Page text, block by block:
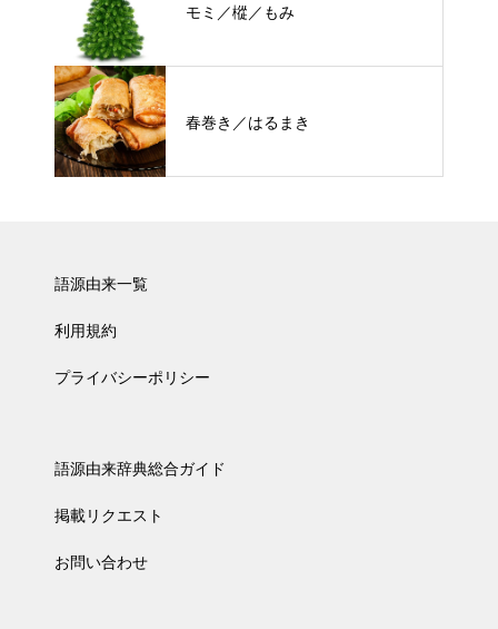
モミ／樅／もみ
春巻き／はるまき
語源由来一覧
利用規約
プライバシーポリシー
語源由来辞典総合ガイド
掲載リクエスト
お問い合わせ